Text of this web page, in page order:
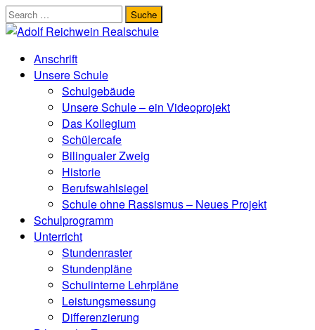
Zum
Inhalt
Anschrift
Unsere Schule
Schulgebäude
Unsere Schule – ein Videoprojekt
Das Kollegium
Schülercafe
Bilingualer Zweig
Historie
Berufswahlsiegel
Schule ohne Rassismus – Neues Projekt
Schulprogramm
Unterricht
Stundenraster
Stundenpläne
Schulinterne Lehrpläne
Leistungsmessung
Differenzierung